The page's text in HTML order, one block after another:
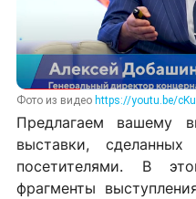
Фото из видео https://youtu.be/
Предлагаем вашему
выставки,
посетителями. В
фрагменты